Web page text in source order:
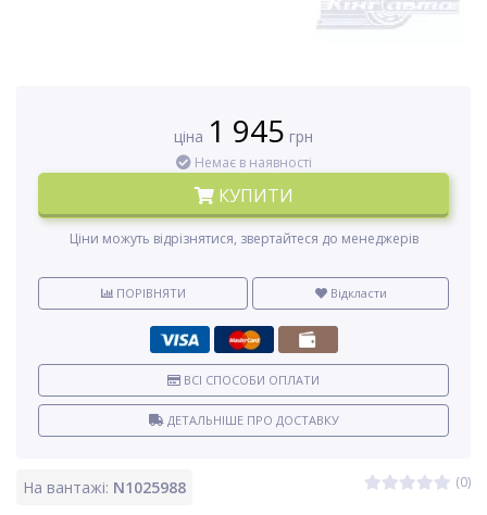
На вантажі: N1025988 (0)
ціна 1 945 грн
Немає в наявності
КУПИТИ
Ціни можуть відрізнятися, звертайтеся до менеджерів
ПОРІВНЯТИ Відкласти
ВСІ СПОСОБИ ОПЛАТИ
ДЕТАЛЬНІШЕ ПРО ДОСТАВКУ